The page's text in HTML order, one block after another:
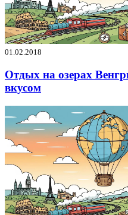
01.02.2018
Отдых на озерах
вкусом